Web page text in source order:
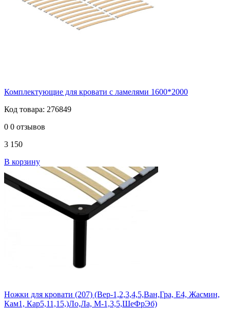
Комплектующие для кровати с ламелями 1600*2000
Код товара: 276849
0 0 отзывов
3 150
В корзину
Ножки для кровати (207) (Вер-1,2,3,4,5,Ван,Гра, Е4, Жасмин,
Кам1, Кар5,11,15,)Ло,Ла, М-1,3,5,ШеФрЭб)